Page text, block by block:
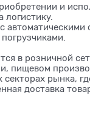
и
логистику.
автоматическими
в розничной
пищевом
секторах рынка,
доставка